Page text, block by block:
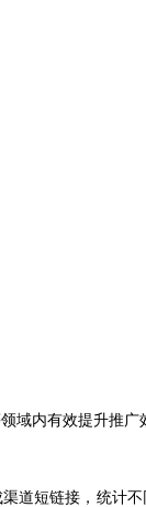
域内有效提升推广
道短链接，统计